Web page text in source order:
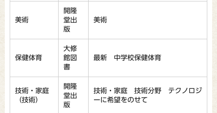
美術
開隆
堂出
版
美術
保健体育
大修
館図
書
最新 中学校保健体育
技術・家庭
（技術）
開隆
堂出
版
技術・家庭 技術分野 テクノロジ
ーに希望をのせて